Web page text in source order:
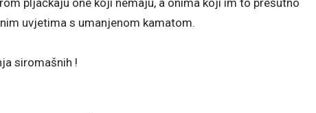
pljačkaju one koji nemaju, a onima koji im to prešutno
uvjetima s umanjenom kamatom.
siromašnih !